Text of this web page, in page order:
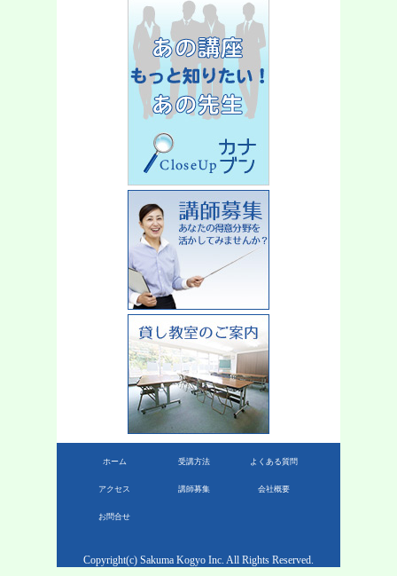
ホーム 受講方法 よくある質問
アクセス 講師募集 会社概要
お問合せ
Copyright(c) Sakuma Kogyo Inc. All Rights Reserved.